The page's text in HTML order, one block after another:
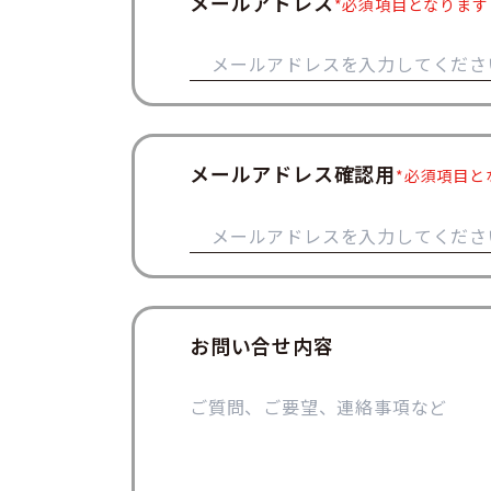
メールアドレス確認用 必須項目と
お問い合せ内容